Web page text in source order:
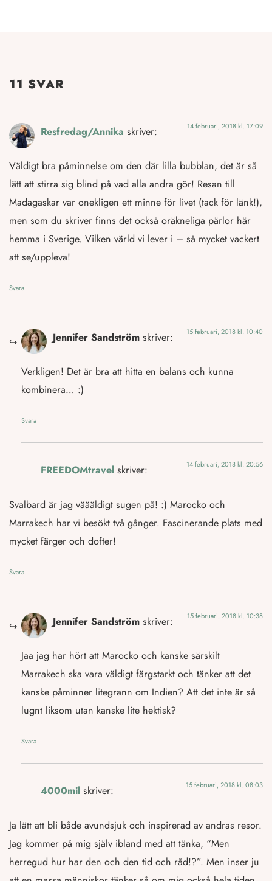
11 SVAR
Resfredag/Annika skriver: 14 februari, 2018 kl. 17:09
Väldigt bra påminnelse om den där lilla bubblan, det är så
lätt att stirra sig blind på vad alla andra gör! Resan till
Madagaskar var onekligen ett minne för livet (tack för länk!),
men som du skriver finns det också oräkneliga pärlor här
hemma i Sverige. Vilken värld vi lever i – så mycket vackert
att se/uppleva!
Svara
Jennifer Sandström skriver: 15 februari, 2018 kl. 10:40
Verkligen! Det är bra att hitta en balans och kunna
kombinera… :)
Svara
FREEDOMtravel skriver: 14 februari, 2018 kl. 20:56
Svalbard är jag väääldigt sugen på! :) Marocko och
Marrakech har vi besökt två gånger. Fascinerande plats med
mycket färger och dofter!
Svara
Jennifer Sandström skriver: 15 februari, 2018 kl. 10:38
Jaa jag har hört att Marocko och kanske särskilt
Marrakech ska vara väldigt färgstarkt och tänker att det
kanske påminner litegrann om Indien? Att det inte är så
lugnt liksom utan kanske lite hektisk?
Svara
4000mil skriver: 15 februari, 2018 kl. 08:03
Ja lätt att bli både avundsjuk och inspirerad av andras resor.
Jag kommer på mig själv ibland med att tänka, “Men
herregud hur har den och den tid och råd!?”. Men inser ju